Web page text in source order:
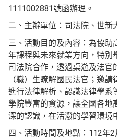
1111002881號函辦理。
二、主辦單位：司法院、世新
三、活動目的及內容：為協助
年課程與未來就業方向，特別
司法院合作，透過桌遊及法官
（職）生瞭解國民法官；邀
進行法律解析、認識法律學系
學院豐富的資源，讓全國各地
深的認識，在活潑的學習環境
四、活動時間及地點：112年